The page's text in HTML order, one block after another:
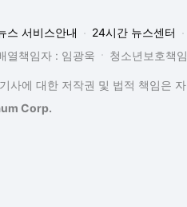
스 서비스안내 24시간 뉴스센터
열책임자 : 임광욱
청소년보호책
사에 대한 저작권 및 법적 책임은
Corp.